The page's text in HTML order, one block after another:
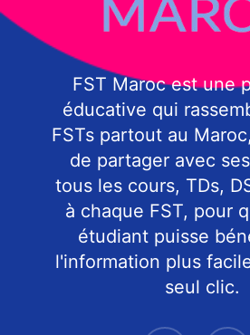
FST Maroc est une
éducative qui
FSTs partout au
de partager avec
tous les cours, TDs,
à chaque FST, pour
étudiant puisse
l'information plus
seul clic.